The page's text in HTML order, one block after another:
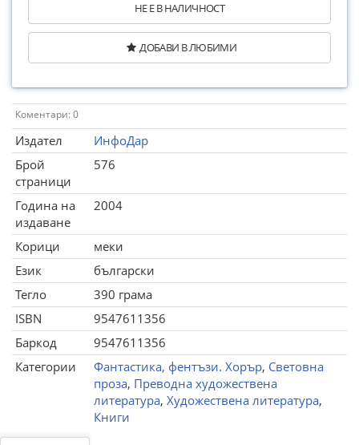
НЕ Е В НАЛИЧНОСТ
ДОБАВИ В ЛЮБИМИ
Коментари: 0
Издател
ИнфоДар
Брой
страници
576
Година на
издаване
2004
Корици
меки
Език
български
Тегло
390 грама
ISBN
9547611356
Баркод
9547611356
Категории
Фантастика, фентъзи. Хорър, Световна
проза, Преводна художествена
литература, Художествена литература,
Книги